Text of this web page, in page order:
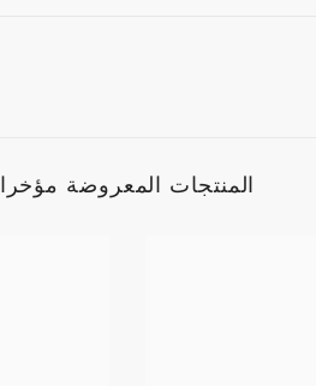
المنتجات المعروضة مؤخرا